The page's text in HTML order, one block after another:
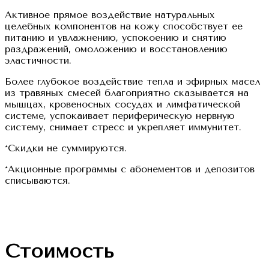
Активное прямое воздействие натуральных
целебных компонентов на кожу способствует ее
питанию и увлажнению, успокоению и снятию
раздражений, омоложению и восстановлению
эластичности.
Более глубокое воздействие тепла и эфирных масел
из травяных смесей благоприятно сказывается на
мышцах, кровеносных сосудах и лимфатической
системе, успокаивает периферическую нервную
систему, снимает стресс и укрепляет иммунитет.
*Скидки не суммируются.
*Акционные программы с абонементов и депозитов
списываются.
Стоимость